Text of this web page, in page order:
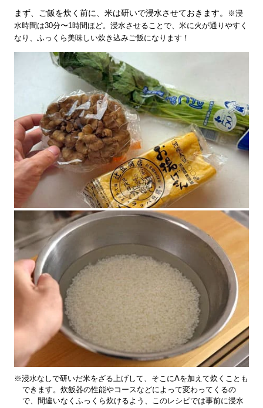
まず、ご飯を炊く前に、米は研いで浸水させておきます。
※浸
水時間は30分〜1時間ほど。浸水させることで、米に火が通りやすく
なり、ふっくら美味しい炊き込みご飯になります！
※浸水なしで研いだ米をざる上げして、そこにAを加えて炊くことも
できます。炊飯器の性能やコースなどによって変わってくるの
で、間違いなくふっくら炊けるよう、このレシピでは事前に浸水